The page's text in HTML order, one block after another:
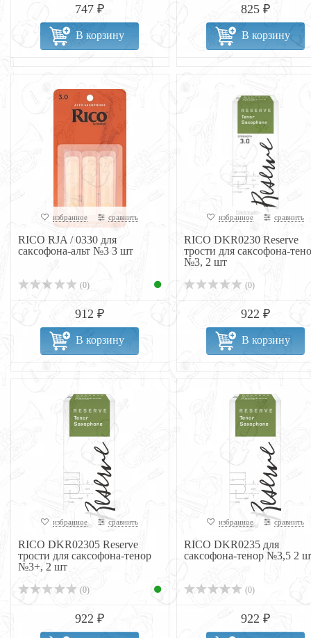
747 ₽
В корзину
825 ₽
В корзину
избранное сравнить
RICO RJA / 0330 для
саксофона-альт №3 3 шт
(0)
912 ₽
В корзину
избранное сравнить
RICO DKR0230 Reserve
трости для саксофона-
№3, 2 шт
(0)
922 ₽
В корзину
избранное сравнить
RICO DKR02305 Reserve
трости для саксофона-тенор
№3+, 2 шт
(0)
922 ₽
избранное сравнить
RICO DKR0235 для
саксофона-тенор №3,5 2
(0)
922 ₽